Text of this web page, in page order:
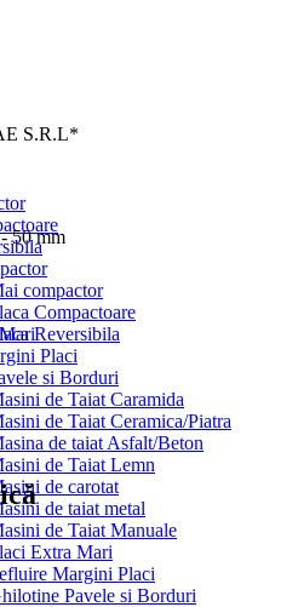
Placi
si Borduri
de Taiat Caramida
de Taiat Ceramica/Piatra
de taiat Asfalt/Beton
de Taiat Lemn
de carotat
de taiat metal
de Taiat Manuale
Extra Mari
Margini Placi
Pavele si Borduri
compactor
Compactoare
Reversibila
S.R.L*
50 mm